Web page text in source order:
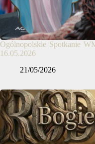
Ogólnopolskie Spotkanie
16.05.2026
21/05/2026